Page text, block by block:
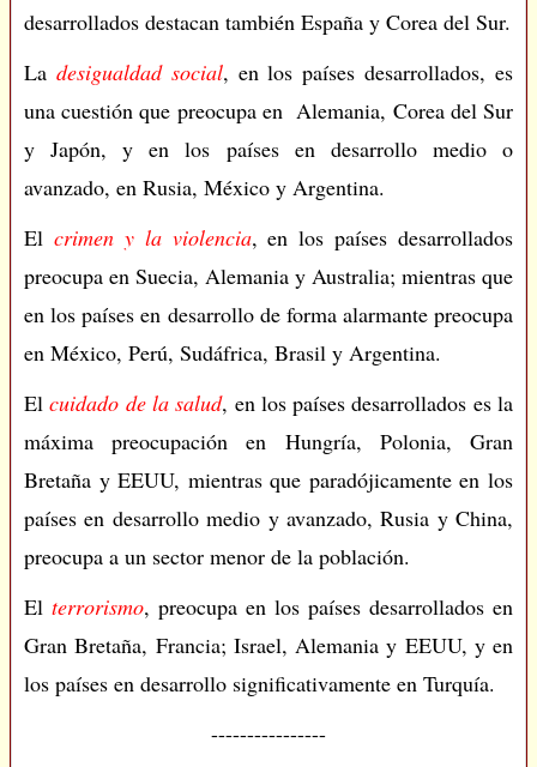
desarrollados destacan también España y Corea del Sur.
La desigualdad social, en los países desarrollados, es
una cuestión que preocupa en Alemania, Corea del Sur
y Japón, y en los países en desarrollo medio o
avanzado, en Rusia, México y Argentina.
El crimen y la violencia, en los países desarrollados
preocupa en Suecia, Alemania y Australia; mientras que
en los países en desarrollo de forma alarmante preocupa
en México, Perú, Sudáfrica, Brasil y Argentina.
Elcuidado de la salud, en los países desarrollados es la
máxima preocupación en Hungría, Polonia, Gran
Bretaña y EEUU, mientras que paradójicamente en los
países en desarrollo medio y avanzado, Rusia y China,
preocupa a un sector menor de la población.
El terrorismo, preocupa en los países desarrollados en
Gran Bretaña, Francia; Israel, Alemania y EEUU, y en
los países en desarrollo significativamente en Turquía.
----------------